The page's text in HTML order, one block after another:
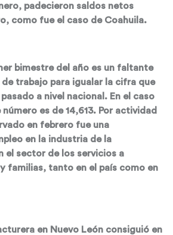
padecieron saldos netos
como fue el caso de Coahuila.
bimestre del año es un faltante
de trabajo para igualar la cifra que
a nivel nacional. En el caso
es de 14,613. Por actividad
en febrero fue una
en la industria de la
el sector de los servicios a
familias, tanto en el país como en
en Nuevo León consiguió en